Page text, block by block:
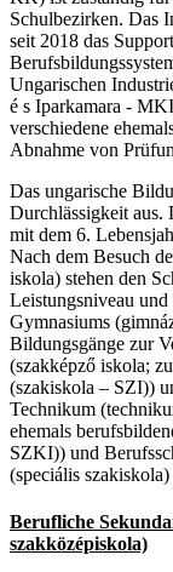
Schulbezirken. Das
seit 2018 das
Ungarischen
é s Iparkamara -
verschiedene
Abnahme von
Das ungarische
Durchlässigkeit
mit dem 6.
Nach dem Besuch
iskola) stehen den
Leistungsniveau und
Gymnasiums
Bildungsgänge zur
(szakképző iskola;
(szakiskola – SZI))
Technikum
ehemals
SZKI)) und
(speciális
Berufliche
szakközépiskola)